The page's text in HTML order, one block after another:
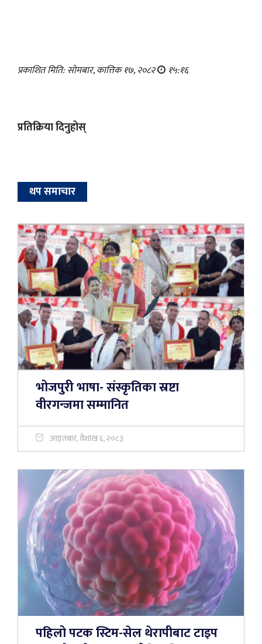
प्रकाशित मिति: सोमबार, कात्तिक १७, २०८२ १५:१६
प्रतिक्रिया दिनुहोस्
थप समाचार
भोजपुरी भाषा- संस्कृतिका स्रष्टा
वीरगन्जमा सम्मानित
आइतबार, वैशाख ६, २०८३
पहिलो पटक स्टिम-सेल थेरापीबाट टाइप